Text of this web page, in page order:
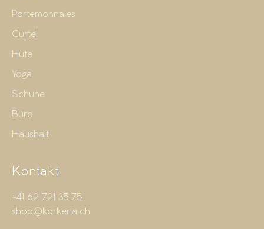
Portemonnaies
Gürtel
Hüte
Yoga
Schuhe
Büro
Haushalt
Kontakt
+41 62 721 35 75
shop@korkeria.ch